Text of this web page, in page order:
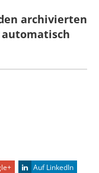
archivierten
automatisch
Auf LinkedIn